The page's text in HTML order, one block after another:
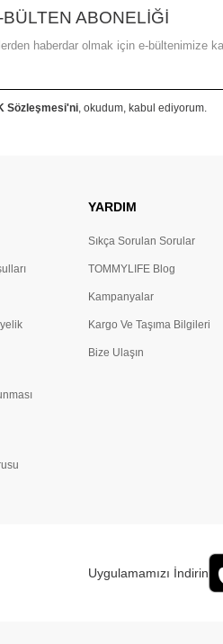
BÜLTEN ABONELİĞİ
haberdar olmak için e-bültenimize
Sözleşmesi'ni, okudum, kabul ediyorum.
YARDIM
Sıkça Sorulan Sorular
TOMMYLIFE Blog
Kampanyalar
Kargo Ve Taşıma Bilgileri
Bize Ulaşın
Uygulamamızı İndirin